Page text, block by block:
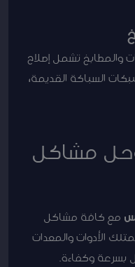
والمطابخ تشمل إصلاح
السباكة القديمة،
مشاكل
مع كافة مشاكل
الأدوات والمعدات
بسرعة وكفاءة.